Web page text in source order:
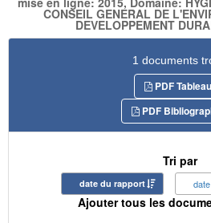
CONSEIL GENERAL DE
DEVELOPPEMENT
1 documents
PDF Tableau
PDF
Tri par
date du rapport
Ajouter tous les